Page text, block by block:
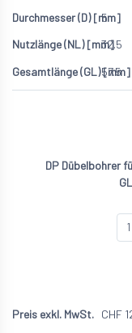
5
32.5
57.5
DP Dübelbohrer
CHF